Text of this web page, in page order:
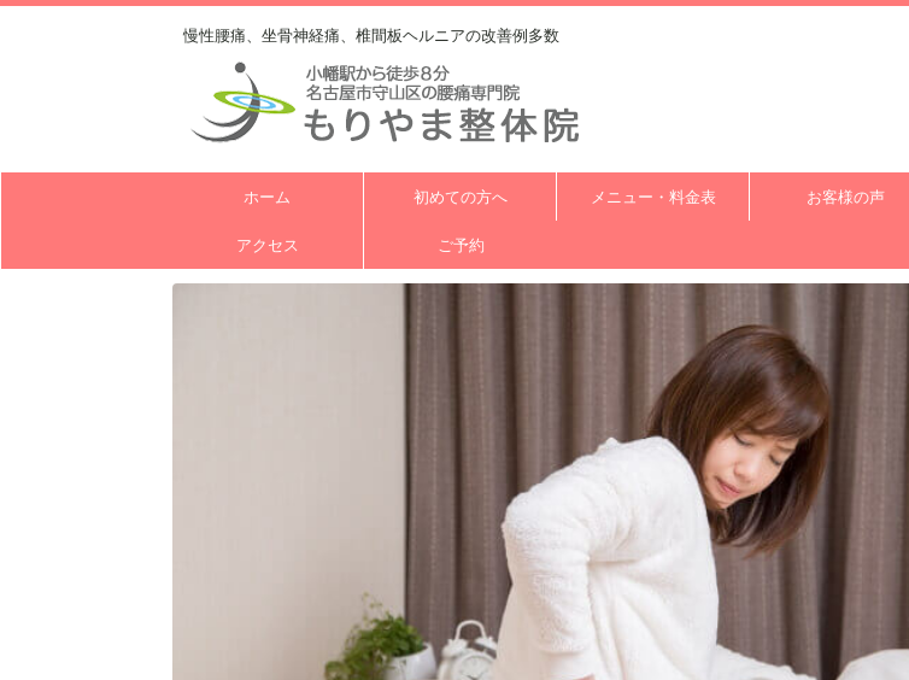
慢性腰痛、坐骨神経痛、椎間板ヘルニアの改善例多数
ホーム 初めての方へ メニュー・料金表 お客様の声
アクセス ご予約